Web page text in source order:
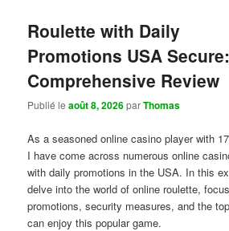
Roulette with Daily
Promotions USA
Comprehensive Review
Publié leaoût 8, 2026parThomas
As a seasoned online casino player with
I have come across numerous online
with daily promotions in the USA. In this
delve into the world of online roulette,
promotions, security measures, and the
can enjoy this popular game.